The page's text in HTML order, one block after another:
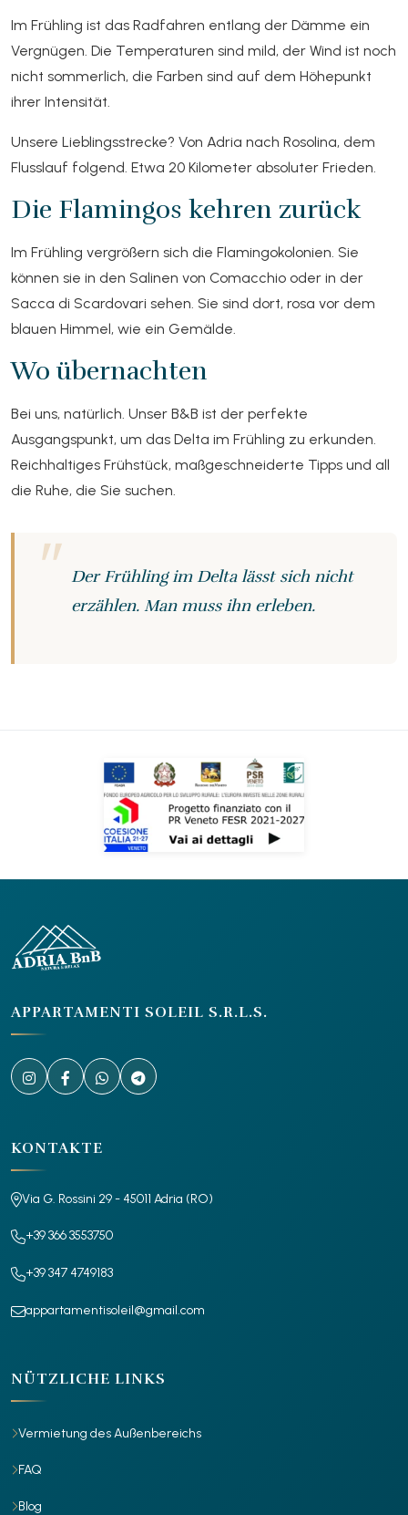
Im Frühling ist das Radfahren entlang der Dämme ein
Vergnügen. Die Temperaturen sind mild, der Wind ist noch
nicht sommerlich, die Farben sind auf dem Höhepunkt
ihrer Intensität.
Unsere Lieblingsstrecke? Von Adria nach Rosolina, dem
Flusslauf folgend. Etwa 20 Kilometer absoluter Frieden.
Die Flamingos kehren zurück
Im Frühling vergrößern sich die Flamingokolonien. Sie
können sie in den Salinen von Comacchio oder in der
Sacca di Scardovari sehen. Sie sind dort, rosa vor dem
blauen Himmel, wie ein Gemälde.
Wo übernachten
Bei uns, natürlich. Unser B&B ist der perfekte
Ausgangspunkt, um das Delta im Frühling zu erkunden.
Reichhaltiges Frühstück, maßgeschneiderte Tipps und all
die Ruhe, die Sie suchen.
Der Frühling im Delta lässt sich nicht
erzählen. Man muss ihn erleben.
APPARTAMENTI SOLEIL S.R.L.S.
KONTAKTE
Via G. Rossini 29 - 45011 Adria (RO)
+39 366 3553750
+39 347 4749183
appartamentisoleil@gmail.com
NÜTZLICHE LINKS
Vermietung des Außenbereichs
FAQ
Blog